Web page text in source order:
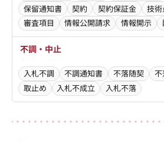
保留通知書
契約 契約保証金 技術
審査項目
情報公開請求 情報開示
不調・中止
入札不調 不調通知書 不落随契
取止め
入札不成立 入札不落